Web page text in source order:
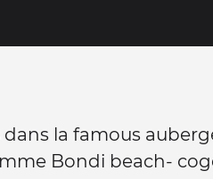
dans la famous
Bondi beach-